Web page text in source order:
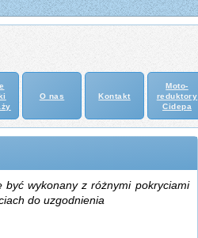
O nas Kontakt
Moto-
reduktory
Cidepa
wykonany z różnymi pokryciami
do uzgodnienia